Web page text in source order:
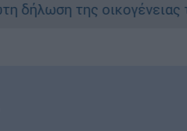
της οικογένειας της